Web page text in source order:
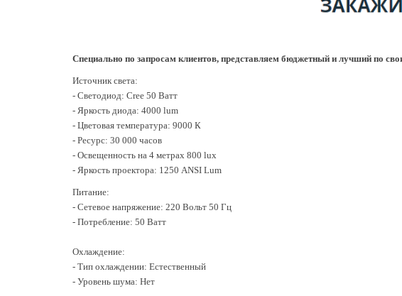
Специально по запросам клиентов, представляем бюджетный и лучший по
Источник света:
- Светодиод: Cree 50 Ватт
- Яркость диода: 4000 lum
- Цветовая температура: 9000 К
- Ресурс: 30 000 часов
- Освещенность на 4 метрах 800 lux
- Яркость проектора: 1250 ANSI Lum
Питание:
- Сетевое напряжение: 220 Вольт 50 Гц
- Потребление: 50 Ватт
Охлаждение:
- Тип охлаждении: Естественный
- Уровень шума: Нет